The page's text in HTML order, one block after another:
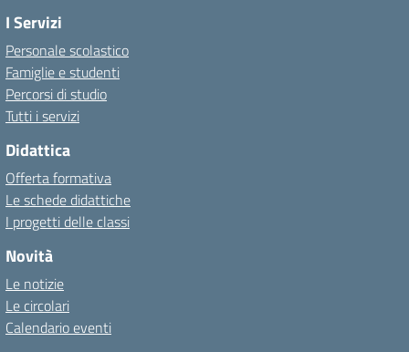
I Servizi
Personale scolastico
Famiglie e studenti
Percorsi di studio
Tutti i servizi
Didattica
Offerta formativa
Le schede didattiche
I progetti delle classi
Novità
Le notizie
Le circolari
Calendario eventi